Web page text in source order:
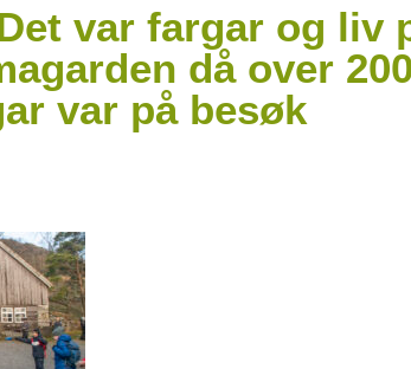
var fargar og liv
då over 200
var på besøk